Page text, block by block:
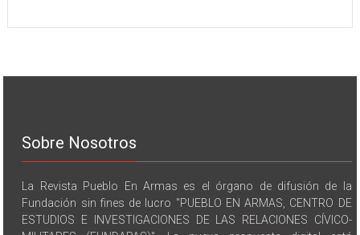
Sobre Nosotros
La Revista Pueblo En Armas es el órgano de difusión de la
Fundación sin fines de lucro "PUEBLO EN ARMAS, CENTRO DE
ESTUDIOS E INVESTIGACIONES DE LAS RELACIONES CÍVICO-